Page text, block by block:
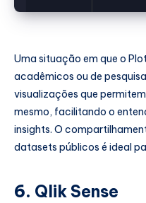
Uma situação em que o
acadêmicos ou de
visualizações que
mesmo, facilitando o
insights. O
datasets públicos é ideal
6. Qlik Sense